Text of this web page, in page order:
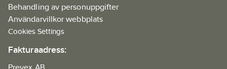
Behandling av personuppgifter
Användarvillkor webbplats
Cookies Settings
Fakturaadress: